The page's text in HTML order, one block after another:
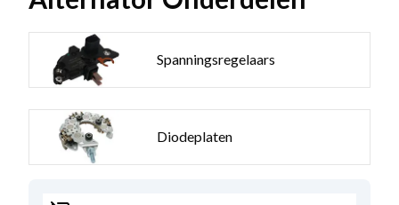
Spanningsregelaars
Diodeplaten